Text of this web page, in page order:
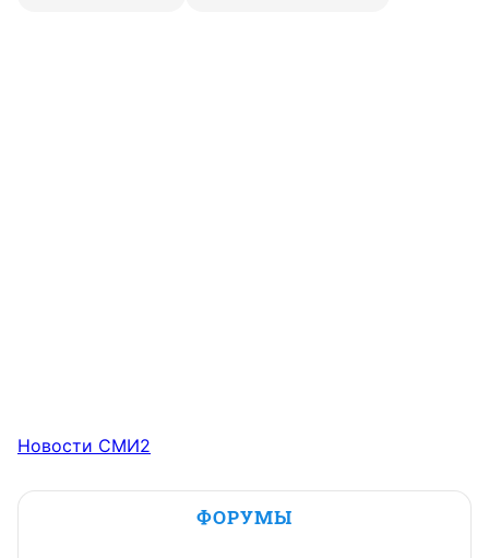
Новости СМИ2
ФОРУМЫ